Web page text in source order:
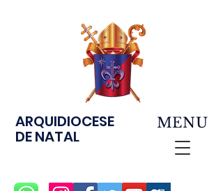
ARQUIDIOCESE
DE NATAL
MENU